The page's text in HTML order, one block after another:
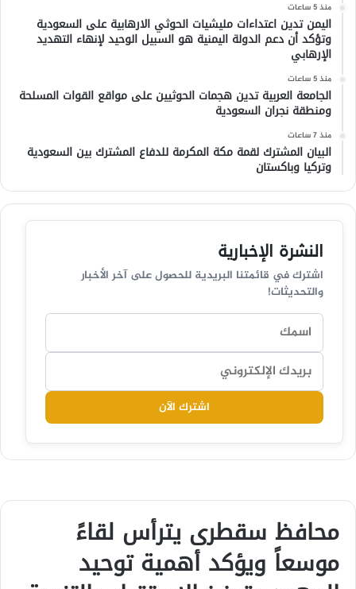
منذ 5 ساعات
اليمن تدين اعتداءات مليشيات الحوثي الارهابية على السعودية
وتؤكد أن دعم الدولة اليمنية هو السبيل الوحيد لإنهاء التهديد
الإرهابي
منذ 5 ساعات
الجامعة العربية تدين هجمات الحوثيين على مواقع القوات المسلحة
ومنطقة نجران السعودية
منذ 7 ساعات
البيان المشترك لقمة مكة المكرمة للدفاع المشترك بين السعودية
وتركيا وباكستان
النشرة الإخبارية
اشترك في قائمتنا البريدية للحصول على آخر الأخبار
والتحديثات!
اشترك الآن